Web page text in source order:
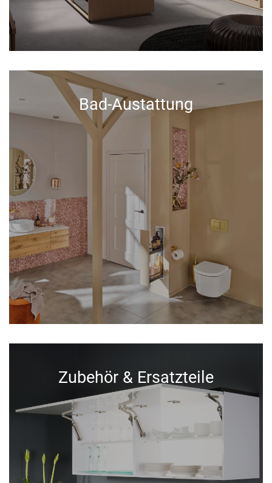
Bad-Austattung
Zubehör & Ersatzteile